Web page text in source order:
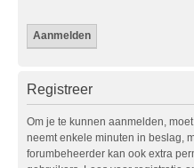
Registreer
Om je te kunnen aanmelden,
neemt enkele minuten in beslag,
forumbeheerder kan ook extra